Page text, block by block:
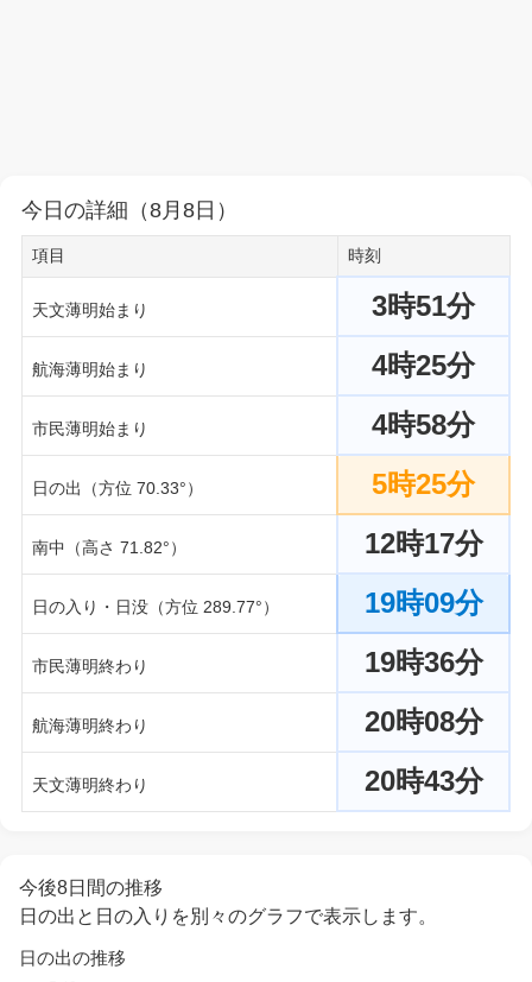
今日の詳細（8月8日）
項目 時刻
天文薄明始まり 3時51分
航海薄明始まり 4時25分
市民薄明始まり 4時58分
日の出（方位 70.33°） 5時25分
南中（高さ 71.82°） 12時17分
日の入り・日没（方位 289.77°） 19時09分
市民薄明終わり 19時36分
航海薄明終わり 20時08分
天文薄明終わり 20時43分
今後8日間の推移
日の出と日の入りを別々のグラフで表示します。
日の出の推移